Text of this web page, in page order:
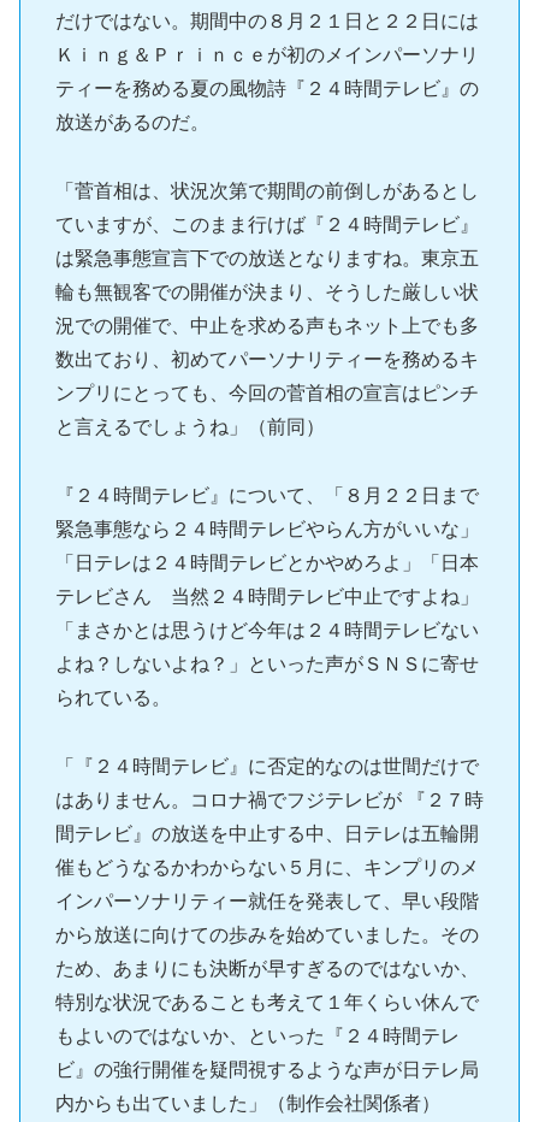
だけではない。期間中の８月２１日と２２日には
Ｋｉｎｇ＆Ｐｒｉｎｃｅが初のメインパーソナリ
ティーを務める夏の風物詩『２４時間テレビ』の
放送があるのだ。
「菅首相は、状況次第で期間の前倒しがあるとし
ていますが、このまま行けば『２４時間テレビ』
は緊急事態宣言下での放送となりますね。東京五
輪も無観客での開催が決まり、そうした厳しい状
況での開催で、中止を求める声もネット上でも多
数出ており、初めてパーソナリティーを務めるキ
ンプリにとっても、今回の菅首相の宣言はピンチ
と言えるでしょうね」（前同）
『２４時間テレビ』について、「８月２２日まで
緊急事態なら２４時間テレビやらん方がいいな」
「日テレは２４時間テレビとかやめろよ」「日本
テレビさん 当然２４時間テレビ中止ですよね」
「まさかとは思うけど今年は２４時間テレビない
よね？しないよね？」といった声がＳＮＳに寄せ
られている。
「『２４時間テレビ』に否定的なのは世間だけで
はありません。コロナ禍でフジテレビが 『２７時
間テレビ』の放送を中止する中、日テレは五輪開
催もどうなるかわからない５月に、キンプリのメ
インパーソナリティー就任を発表して、早い段階
から放送に向けての歩みを始めていました。その
ため、あまりにも決断が早すぎるのではないか、
特別な状況であることも考えて１年くらい休んで
もよいのではないか、といった『２４時間テレ
ビ』の強行開催を疑問視するような声が日テレ局
内からも出ていました」（制作会社関係者）